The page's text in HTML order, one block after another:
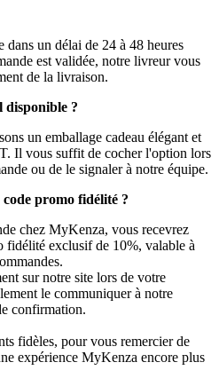
un délai de 24 à 48 heures
est validée, notre livreur vous
de la livraison.
disponible ?
un emballage cadeau élégant et
Il vous suffit de cocher l'option lors
ou de le signaler à notre équipe.
promo fidélité ?
chez MyKenza, vous recevrez
fidélité exclusif de 10%, valable à
sur notre site lors de votre
le communiquer à notre
confirmation.
fidèles, pour vous remercier de
expérience MyKenza encore plus